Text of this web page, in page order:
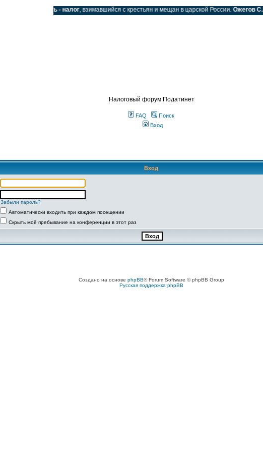
Подать - налог, взимавшийся с крестьян и мещан в царской России.Ожегов С.И.
Налоговый форум Податинет
FAQ
Поиск
Вход
Вход
Забыли пароль?
Автоматически входить при каждом посещении
Скрыть моё пребывание на конференции в этот раз
Создано на основе phpBB® Forum Software © phpBB Group
Русская поддержка phpBB